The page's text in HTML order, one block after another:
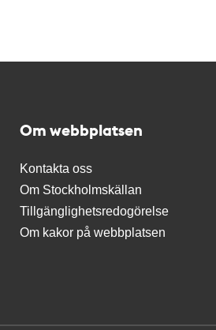
Om webbplatsen
Kontakta oss
Om Stockholmskällan
Tillgänglighetsredogörelse
Om kakor på webbplatsen